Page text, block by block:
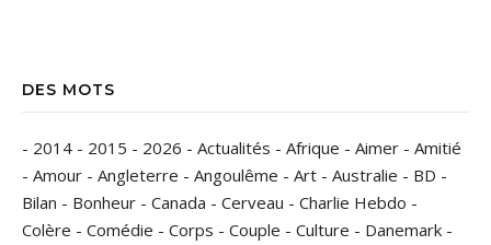
DES MOTS
- 2014 - 2015 - 2026 - Actualités - Afrique - Aimer - Amitié
- Amour - Angleterre - Angoulême - Art - Australie - BD -
Bilan - Bonheur - Canada - Cerveau - Charlie Hebdo -
Colère - Comédie - Corps - Couple - Culture - Danemark -